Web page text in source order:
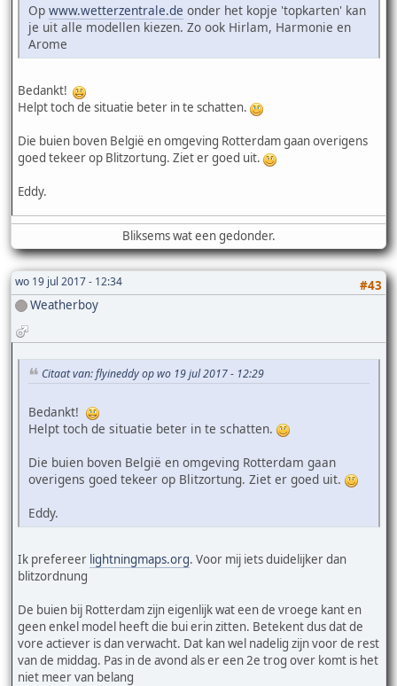
Op www.wetterzentrale.de onder het kopje 'topkarten' kan
je uit alle modellen kiezen. Zo ook Hirlam, Harmonie en
Arome
Bedankt!
Helpt toch de situatie beter in te schatten.
Die buien boven België en omgeving Rotterdam gaan overigens
goed tekeer op Blitzortung. Ziet er goed uit.
Eddy.
Bliksems wat een gedonder.
wo 19 jul 2017 - 12:34
#43
Weatherboy
Citaat van: flyineddy op wo 19 jul 2017 - 12:29
Bedankt!
Helpt toch de situatie beter in te schatten.
Die buien boven België en omgeving Rotterdam gaan
overigens goed tekeer op Blitzortung. Ziet er goed uit.
Eddy.
Ik prefereer lightningmaps.org. Voor mij iets duidelijker dan
blitzordnung
De buien bij Rotterdam zijn eigenlijk wat een de vroege kant en
geen enkel model heeft die bui erin zitten. Betekent dus dat de
vore actiever is dan verwacht. Dat kan wel nadelig zijn voor de rest
van de middag. Pas in de avond als er een 2e trog over komt is het
niet meer van belang